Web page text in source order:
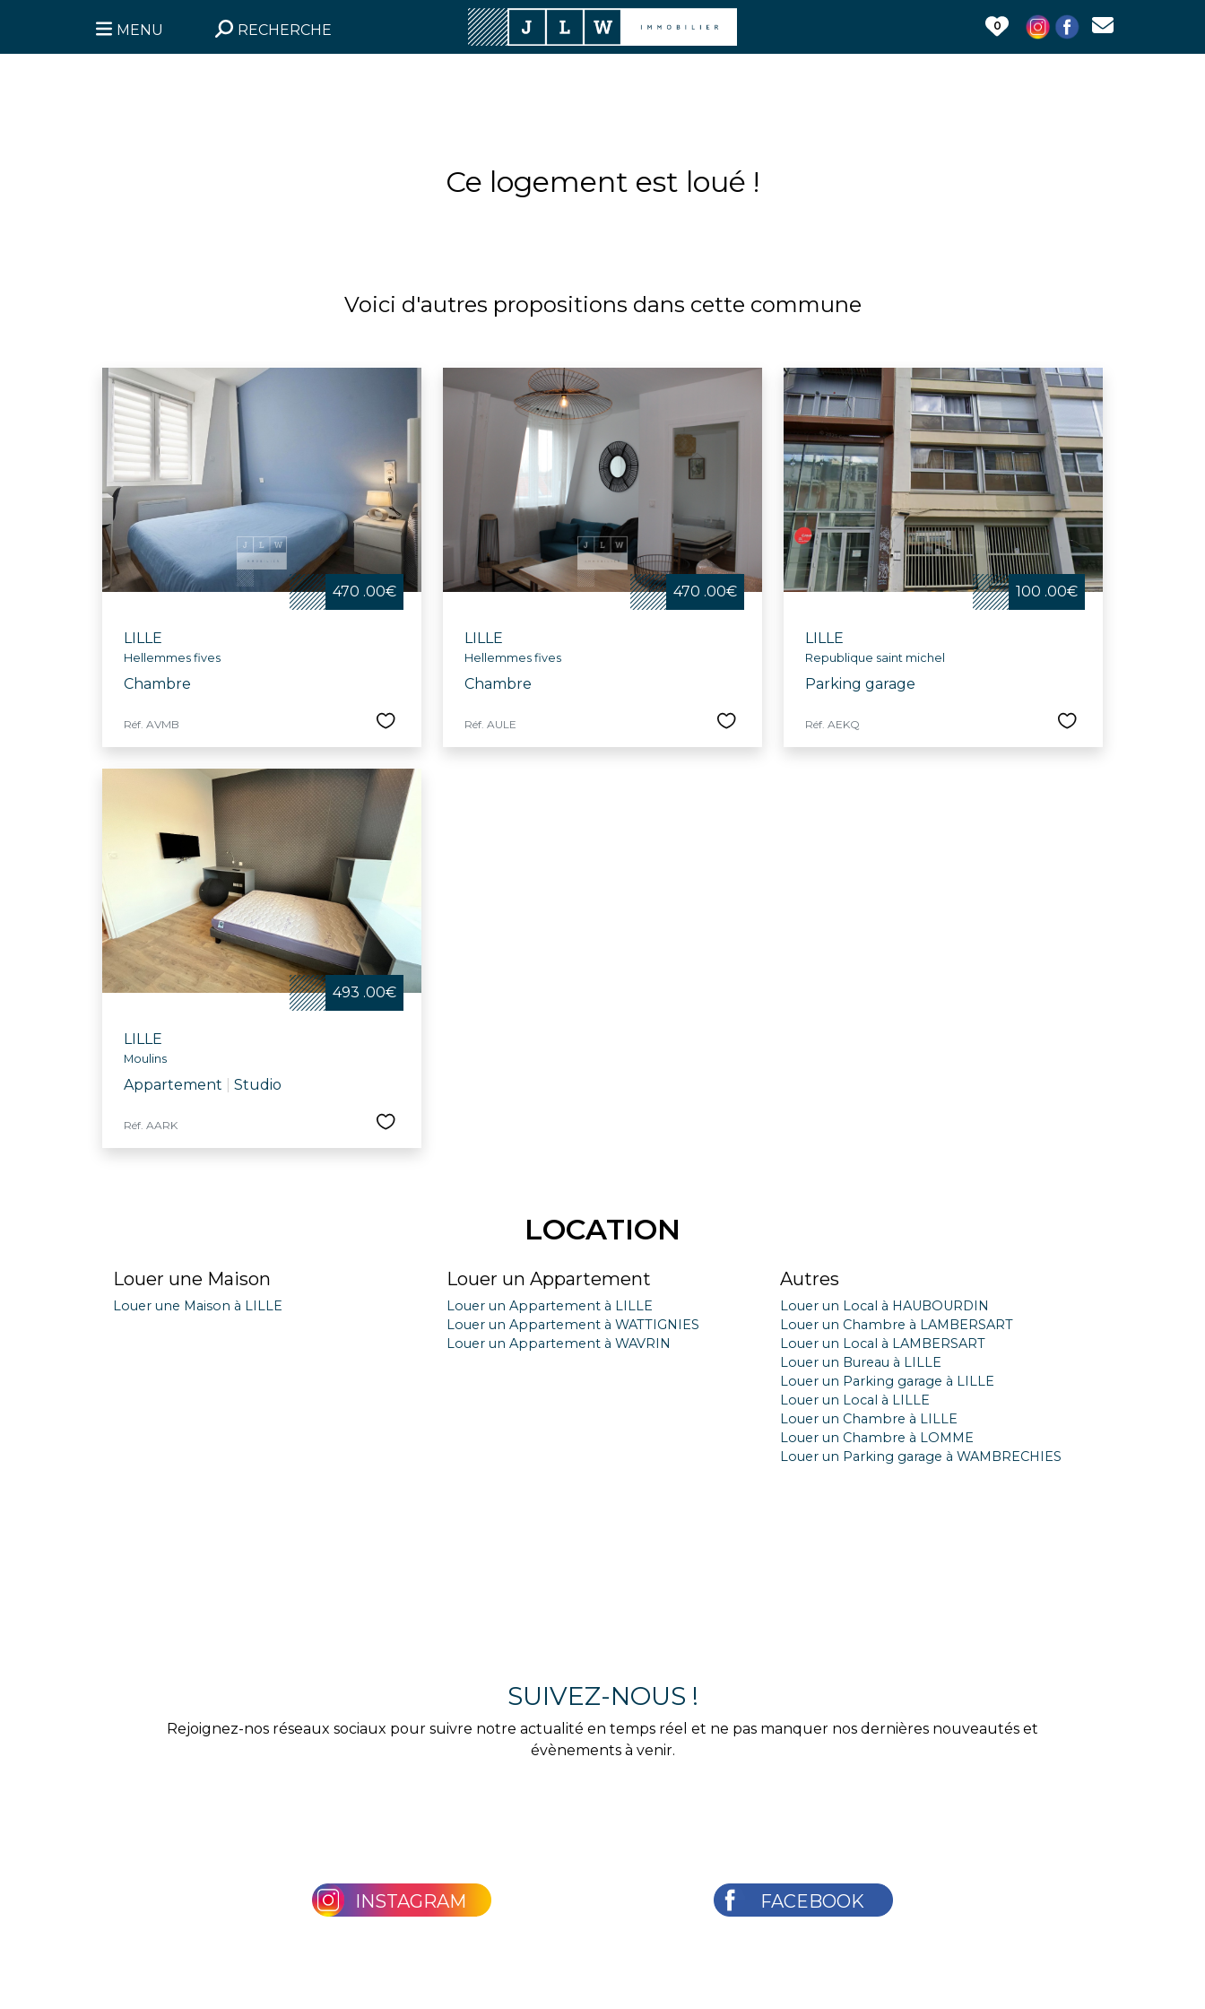
MENU RECHERCHE 0
Ce logement est loué !
Voici d'autres propositions dans cette commune
470 .00€
LILLE
Hellemmes fives
Chambre
Réf. AVMB
470 .00€
LILLE
Hellemmes fives
Chambre
Réf. AULE
100 .00€
LILLE
Republique saint michel
Parking garage
Réf. AEKQ
493 .00€
LILLE
Moulins
Appartement Studio
Réf. AARK
LOCATION
Louer une Maison
Louer une Maison à LILLE
Louer un Appartement
Louer un Appartement à LILLE
Louer un Appartement à WATTIGNIES
Louer un Appartement à WAVRIN
Autres
Louer un Local à HAUBOURDIN
Louer un Chambre à LAMBERSART
Louer un Local à LAMBERSART
Louer un Bureau à LILLE
Louer un Parking garage à LILLE
Louer un Local à LILLE
Louer un Chambre à LILLE
Louer un Chambre à LOMME
Louer un Parking garage à WAMBRECHIES
SUIVEZ-NOUS !
Rejoignez-nos réseaux sociaux pour suivre notre actualité en temps réel et ne pas manquer nos dernières nouveautés et
évènements à venir.
INSTAGRAM FACEBOOK